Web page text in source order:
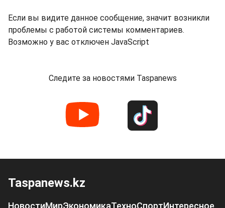
Если вы видите данное сообщение, значит возникли
проблемы с работой системы комментариев.
Возможно у вас отключен JavaScript
Следите за новостями Taspanews
Taspanews.kz